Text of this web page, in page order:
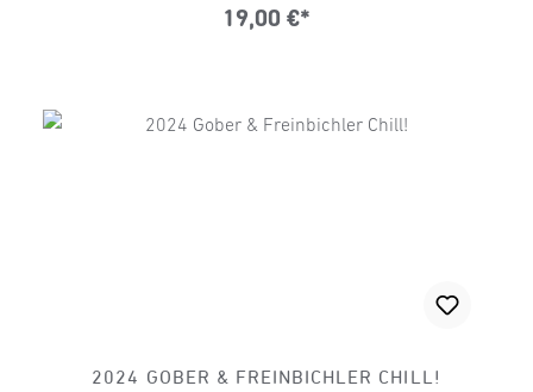
19,00 €*
2024 GOBER & FREINBICHLER CHILL!